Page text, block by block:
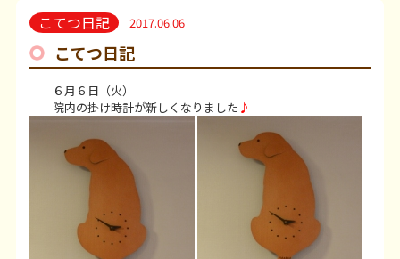
こてつ日記 2017.06.06
こてつ日記
６月６日（火）
院内の掛け時計が新しくなりました ♪